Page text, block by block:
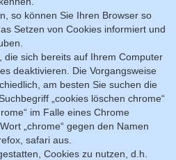
so können Sie Ihren Browser so
Setzen von Cookies informiert und
die sich bereits auf Ihrem Computer
deaktivieren. Die Vorgangsweise
am besten Sie suchen die
„cookies löschen chrome“
im Falle eines Chrome
„chrome“ gegen den Namen
safari aus.
Cookies zu nutzen, d.h.